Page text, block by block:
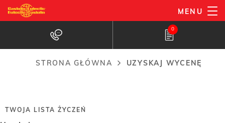
Przejdź
do
MENU
0
Uzyskaj wycenę
STRONA GŁÓWNA UZYSKAJ WYCENĘ
TWOJA LISTA ŻYCZEŃ